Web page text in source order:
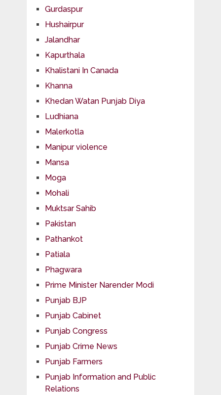
Gurdaspur
Hushairpur
Jalandhar
Kapurthala
Khalistani In Canada
Khanna
Khedan Watan Punjab Diya
Ludhiana
Malerkotla
Manipur violence
Mansa
Moga
Mohali
Muktsar Sahib
Pakistan
Pathankot
Patiala
Phagwara
Prime Minister Narender Modi
Punjab BJP
Punjab Cabinet
Punjab Congress
Punjab Crime News
Punjab Farmers
Punjab Information and Public
Relations